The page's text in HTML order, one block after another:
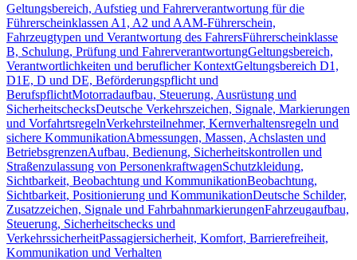
Geltungsbereich, Aufstieg und Fahrerverantwortung für die
Führerscheinklassen A1, A2 und AAM-Führerschein,
Fahrzeugtypen und Verantwortung des FahrersFührerscheinklasse
B, Schulung, Prüfung und FahrerverantwortungGeltungsbereich,
Verantwortlichkeiten und beruflicher KontextGeltungsbereich D1,
D1E, D und DE, Beförderungspflicht und
BerufspflichtMotorradaufbau, Steuerung, Ausrüstung und
SicherheitschecksDeutsche Verkehrszeichen, Signale, Markierungen
und VorfahrtsregelnVerkehrsteilnehmer, Kernverhaltensregeln und
sichere KommunikationAbmessungen, Massen, Achslasten und
BetriebsgrenzenAufbau, Bedienung, Sicherheitskontrollen und
Straßenzulassung von PersonenkraftwagenSchutzkleidung,
Sichtbarkeit, Beobachtung und KommunikationBeobachtung,
Sichtbarkeit, Positionierung und KommunikationDeutsche Schilder,
Zusatzzeichen, Signale und FahrbahnmarkierungenFahrzeugaufbau,
Steuerung, Sicherheitschecks und
VerkehrssicherheitPassagiersicherheit, Komfort, Barrierefreiheit,
Kommunikation und Verhalten